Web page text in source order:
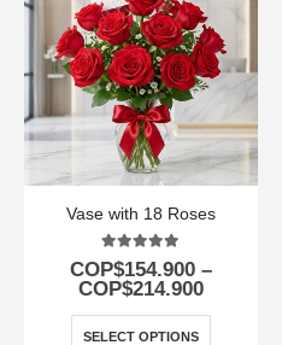
Vase with 18 Roses
5.00out of 5
COP$154.900 –
COP$214.900
SELECT OPTIONS